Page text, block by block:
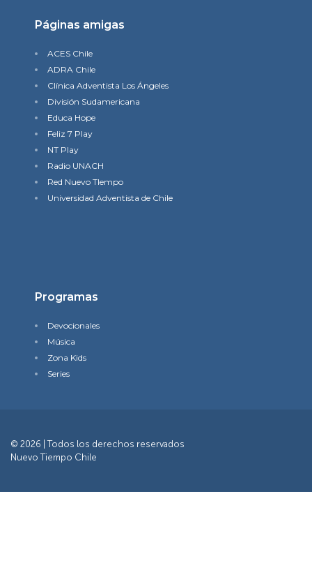
Páginas amigas
ACES Chile
ADRA Chile
Clínica Adventista Los Ángeles
División Sudamericana
Educa Hope
Feliz 7 Play
NT Play
Radio UNACH
Red Nuevo TIempo
Universidad Adventista de Chile
Programas
Devocionales
Música
Zona Kids
Series
© 2026 | Todos los derechos reservados
Nuevo Tiempo Chile